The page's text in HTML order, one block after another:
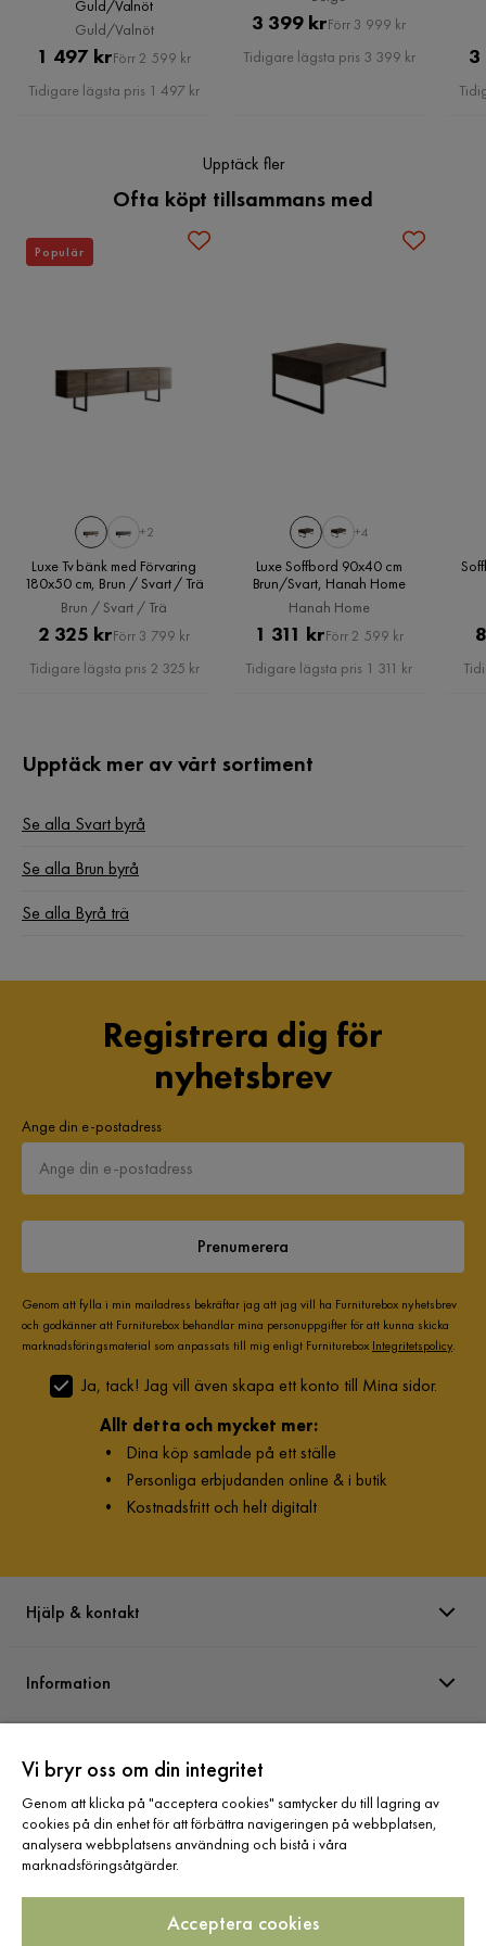
Guld/Valnöt
Guld/Valnöt
Pris
1 497 krOriginal
Pris
Förr 2 599 kr
Tidigare lägsta pris 1 497 kr
Pris
3 399 krOriginal
Pris
Förr 3 999 kr
Tidigare lägsta pris 3 399 kr 3
Upptäck fler
Ofta köpt tillsammans med
+2
Luxe Tv bänk med Förvaring
180x50 cm, Brun / Svart / Trä
Brun / Svart / Trä
Pris
2 325 krOriginal
Pris
Förr 3 799 kr
Tidigare lägsta pris 2 325 kr
Populär
+4
Luxe Soffbord 90x40 cm
Brun/Svart, Hanah Home
Hanah Home
Pris
1 311 krOriginal
Pris
Förr 2 599 kr
Tidigare lägsta pris 1 311 kr
Upptäck mer av vårt sortiment
Se alla Svart byrå
Se alla Brun byrå
Se alla Byrå trä
Registrera dig för
nyhetsbrev
Ange din e-postadress
Prenumerera
Genom att fylla i min mailadress bekräftar jag att jag vill ha Furniturebox nyhetsbrev
och godkänner att Furniturebox behandlar mina personuppgifter för att kunna skicka
marknadsföringsmaterial som anpassats till mig enligt Furniturebox Integritetspolicy.
Ja, tack! Jag vill även skapa ett konto till Mina sidor.
Allt detta och mycket mer:
• Dina köp samlade på ett ställe
• Personliga erbjudanden online & i butik
• Kostnadsfritt och helt digitalt
Hjälp & kontakt
Information
Sortiment
Vi bryr oss om din integritet
Genom att klicka på "acceptera cookies" samtycker du till lagring av
cookies på din enhet för att förbättra navigeringen på webbplatsen,
analysera webbplatsens användning och bistå i våra
marknadsföringsåtgärder.
Acceptera cookies